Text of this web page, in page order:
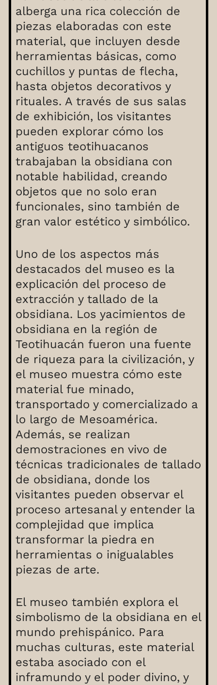
alberga una rica colección de
piezas elaboradas con este
material, que incluyen desde
herramientas básicas, como
cuchillos y puntas de flecha,
hasta objetos decorativos y
rituales. A través de sus salas
de exhibición, los visitantes
pueden explorar cómo los
antiguos teotihuacanos
trabajaban la obsidiana con
notable habilidad, creando
objetos que no solo eran
funcionales, sino también de
gran valor estético y simbólico.
Uno de los aspectos más
destacados del museo es la
explicación del proceso de
extracción y tallado de la
obsidiana. Los yacimientos de
obsidiana en la región de
Teotihuacán fueron una fuente
de riqueza para la civilización, y
el museo muestra cómo este
material fue minado,
transportado y comercializado a
lo largo de Mesoamérica.
Además, se realizan
demostraciones en vivo de
técnicas tradicionales de tallado
de obsidiana, donde los
visitantes pueden observar el
proceso artesanal y entender la
complejidad que implica
transformar la piedra en
herramientas o inigualables
piezas de arte.
El museo también explora el
simbolismo de la obsidiana en el
mundo prehispánico. Para
muchas culturas, este material
estaba asociado con el
inframundo y el poder divino, y